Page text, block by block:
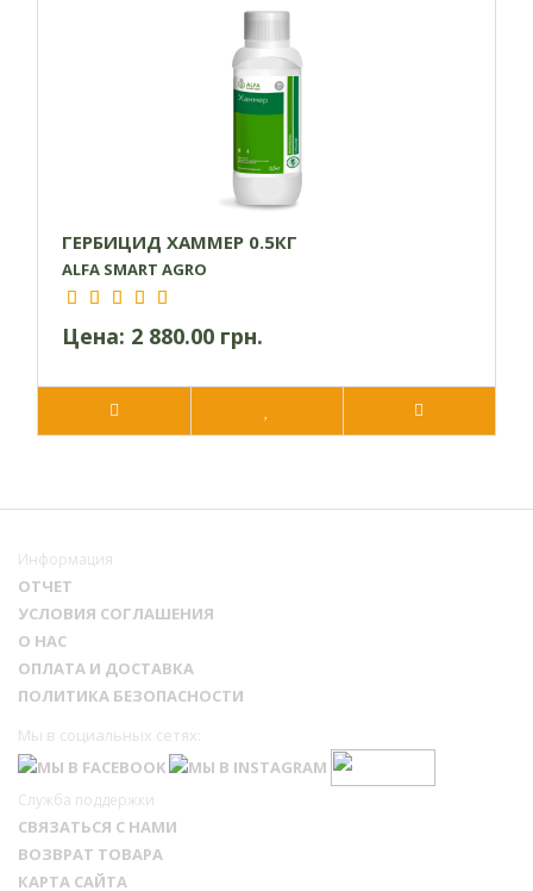
ГЕРБИЦИД ХАММЕР 0.5КГ
ALFA SMART AGRO
Цена: 2 880.00 грн.
Информация
ОТЧЕТ
УСЛОВИЯ СОГЛАШЕНИЯ
О НАС
ОПЛАТА И ДОСТАВКА
ПОЛИТИКА БЕЗОПАСНОСТИ
Мы в социальных сетях:
Служба поддержки
СВЯЗАТЬСЯ С НАМИ
ВОЗВРАТ ТОВАРА
КАРТА САЙТА